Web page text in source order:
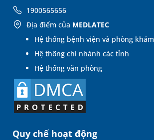
1900565656
Địa điểm của MEDLATEC
Hệ thống bệnh viện và phòng khám
Hệ thống chi nhánh các tỉnh
Hệ thống văn phòng
Quy chế hoạt động